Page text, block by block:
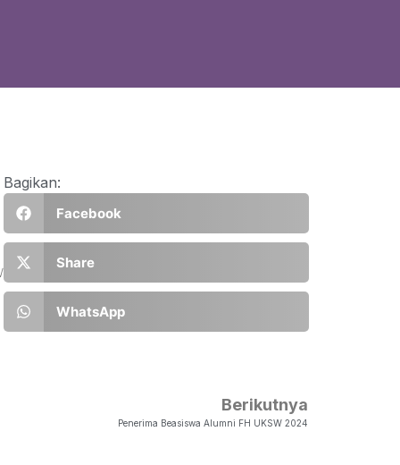
Bagikan:
Facebook
Share
WhatsApp
Berikutnya
Penerima Beasiswa Alumni FH UKSW 2024